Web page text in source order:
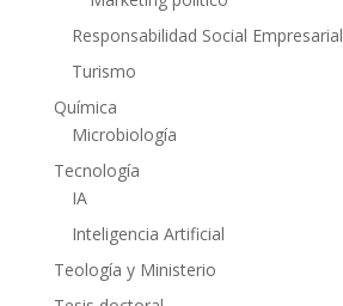
Responsabilidad Social Empresarial
Turismo
Química
Microbiología
Tecnología
IA
Inteligencia Artificial
Teología y Ministerio